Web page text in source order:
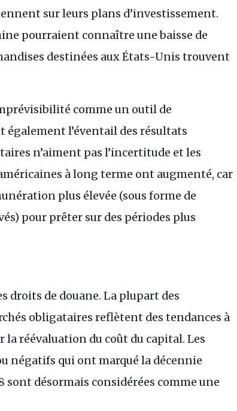
sur leurs plans d’investissement.
pourraient connaître une baisse de
destinées aux États-Unis trouvent
comme un outil de
l’éventail des résultats
n’aiment pas l’incertitude et les
à long terme ont augmenté, car
plus élevée (sous forme de
pour prêter sur des périodes plus
droits de douane. La plupart des
obligataires reflètent des tendances à
réévaluation du coût du capital. Les
négatifs qui ont marqué la décennie
désormais considérées comme une